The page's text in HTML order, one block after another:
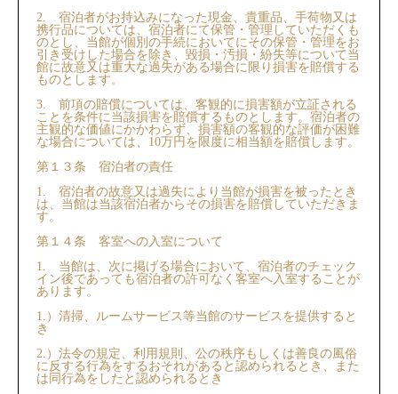
2. 宿泊者がお持込みになった現金、貴重品、手荷物⼜は
携⾏品については、宿泊者にて保管・管理していただくも
のとし、当館が個別の⼿続においてにその保管・管理をお
引き受けした場合を除き、毀損・汚損・紛失等について当
館に故意⼜は重大な過失がある場合に限り損害を賠償する
ものとします。
3. 前項の賠償については、客観的に損害額が⽴証される
ことを条件に当該損害を賠償するものとします。宿泊者の
主観的な価値にかかわらず、損害額の客観的な評価が困難
な場合については、10万円を限度に相当額を賠償します。
第１３条 宿泊者の責任
1. 宿泊者の故意⼜は過失により当館が損害を被ったとき
は、当館は当該宿泊者からその損害を賠償していただきま
す。
第１４条 客室への入室について
1. 当館は、次に掲げる場合において、宿泊者のチェック
イン後であっても宿泊者の許可なく客室へ入室することが
あります。
1.）清掃、ルームサービス等当館のサービスを提供すると
き
2.）法令の規定、利用規則、公の秩序もしくは善良の風俗
に反する行為をするおそれがあると認められるとき、また
は同行為をしたと認められるとき